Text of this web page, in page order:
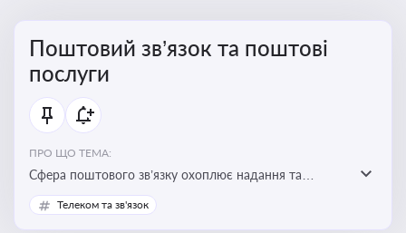
Поштовий зв’язок та поштові
послуги
ПРО ЩО ТЕМА:
Сфера поштового зв’язку охоплює надання та
контроль послуг поштового обслуговування, що
регулюється спеціальним законодавством. Для
Телеком та зв'язок